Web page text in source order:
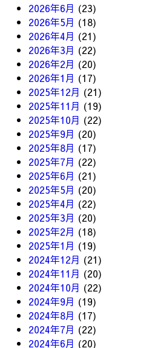
2026年6月 (23)
2026年5月 (18)
2026年4月 (21)
2026年3月 (22)
2026年2月 (20)
2026年1月 (17)
2025年12月 (21)
2025年11月 (19)
2025年10月 (22)
2025年9月 (20)
2025年8月 (17)
2025年7月 (22)
2025年6月 (21)
2025年5月 (20)
2025年4月 (22)
2025年3月 (20)
2025年2月 (18)
2025年1月 (19)
2024年12月 (21)
2024年11月 (20)
2024年10月 (22)
2024年9月 (19)
2024年8月 (17)
2024年7月 (22)
2024年6月 (20)